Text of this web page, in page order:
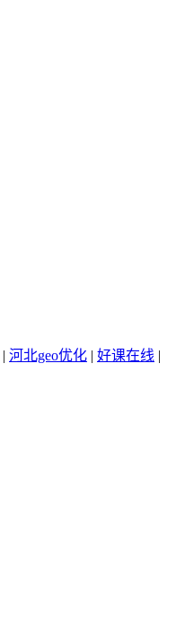
| 河北geo优化 | 好课在线 |